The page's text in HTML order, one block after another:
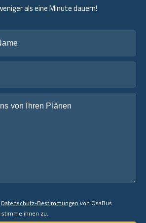
als eine Minute dauern!
Datenschutz-Bestimmungenvon OsaBus
ihnen zu.